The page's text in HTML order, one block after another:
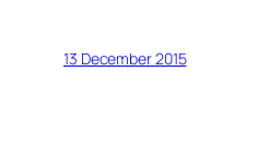
13 December 2015